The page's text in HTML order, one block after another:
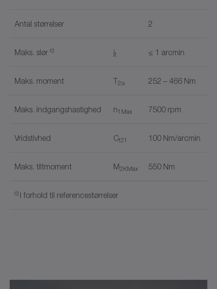
Antal størrelser 2
Maks. slør c) jt ≤ 1 arcmin
Maks. moment T2α 252 – 466 Nm
Maks. indgangshastighed n1Max 7500 rpm
Vridstivhed Ct21 100 Nm/arcmin
Maks. tiltmoment M2KMax 550 Nm
c) I forhold til referencestørrelser